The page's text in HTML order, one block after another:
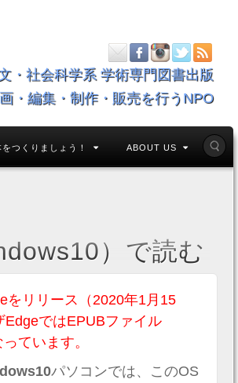
・社会科学系 学術専門図書出版
・編集・制作・販売を行うNPO
つくりましょう！ ABOUT US
）で読む
をリリース（2020年1月15
EdgeではEPUBファイル
ています。
パソコンでは、このOS